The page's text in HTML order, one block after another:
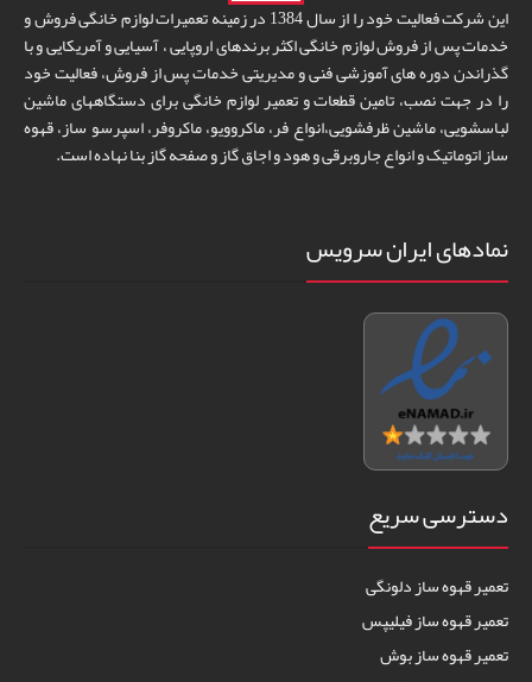
این شرکت فعالیت خود را از سال 1384 در زمینه تعمیرات لوازم خانگی فروش و
خدمات پس از فروش لوازم خانگی اکثر برندهای اروپایی ، آسیایی و آمریکایی و با
گذراندن دوره های آموزشی فنی و مدیریتی خدمات پس از فروش، فعالیت خود
را در جهت نصب، تامین قطعات و تعمیر لوازم خانگی برای دستگاههای ماشین
لباسشویی، ماشین ظرفشویی،انواع فر، ماکروویو، ماکروفر، اسپرسو ساز، قهوه
ساز اتوماتیک و انواع جاروبرقی و هود و اجاق گاز و صفحه گاز بنا نهاده است.
نمادهای ایران سرویس
دسترسی سریع
تعمیر قهوه ساز دلونگی
تعمیر قهوه ساز فیلیپس
تعمیر قهوه ساز بوش